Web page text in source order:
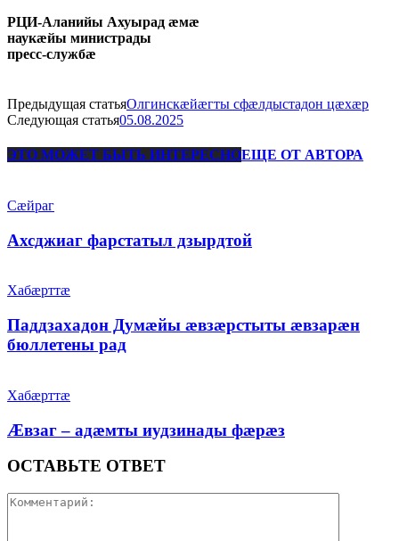
РЦИ-Аланийы Ахуырад æмæ
наукæйы министрады
пресс-службæ
Предыдущая статьяОлгинскæйæгты сфæлдыстадон цæхæр
Следующая статья05.08.2025
ЭТО МОЖЕТ БЫТЬ ИНТЕРЕСНОЕЩЕ ОТ АВТОРА
Сæйраг
Ахсджиаг фарстатыл дзырдтой
Хабæрттæ
Паддзахадон Думæйы æвзæрстыты æвзарæн
бюллетены рад
Хабæрттæ
Æвзаг – адæмты иудзинады фæрæз
ОСТАВЬТЕ ОТВЕТ